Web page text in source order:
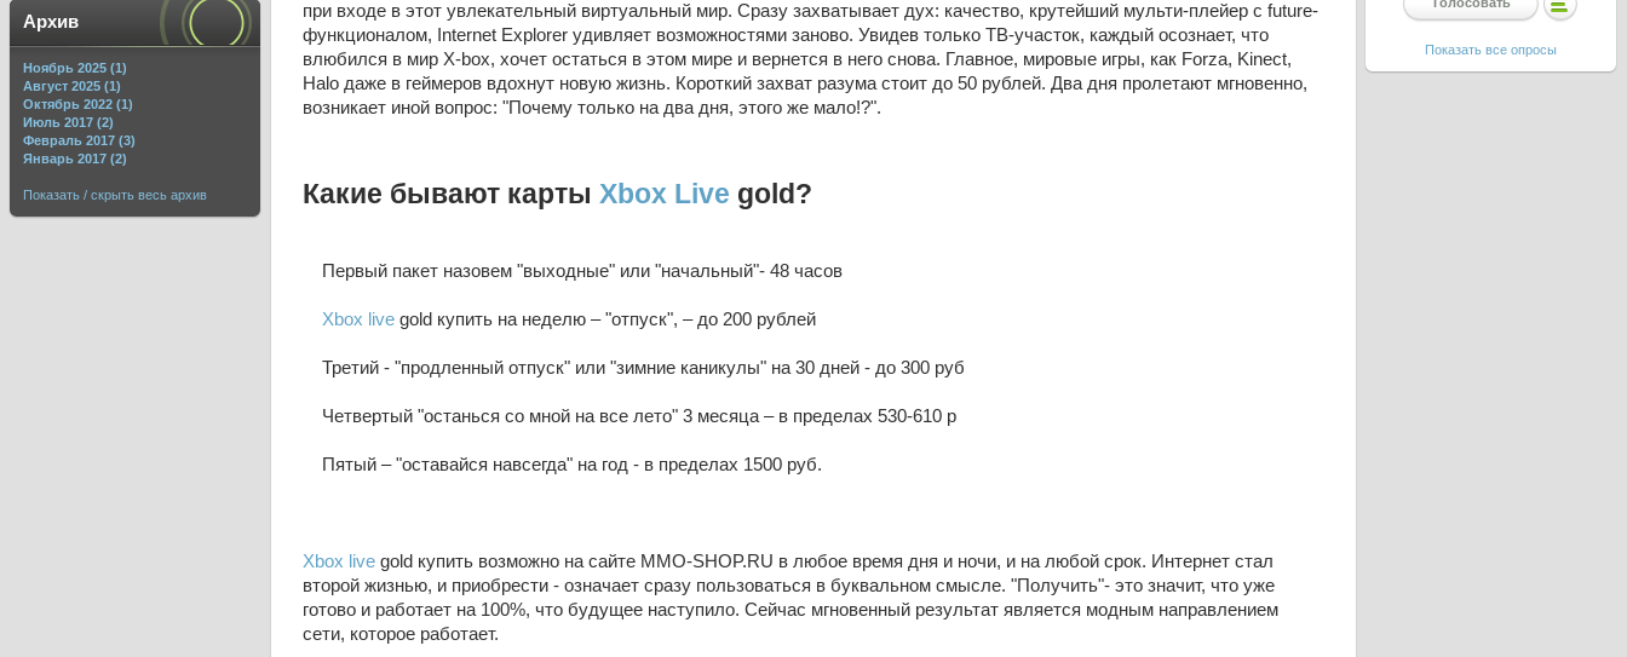
при входе в этот увлекательный виртуальный мир. Сразу захватывает дух: качество, крутейший мульти-плейер с future-
функционалом, Internet Explorer удивляет возможностями заново. Увидев только ТВ-участок, каждый осознает, что
влюбился в мир X-box, хочет остаться в этом мире и вернется в него снова. Главное, мировые игры, как Forza, Kinect,
Halo даже в геймеров вдохнут новую жизнь. Короткий захват разума стоит до 50 рублей. Два дня пролетают мгновенно,
возникает иной вопрос: "Почему только на два дня, этого же мало!?".
Какие бывают карты Xbox Live gold?
Первый пакет назовем "выходные" или "начальный"- 48 часов
Xbox live gold купить на неделю – "отпуск", – до 200 рублей
Третий - "продленный отпуск" или "зимние каникулы" на 30 дней - до 300 руб
Четвертый "останься со мной на все лето" 3 месяца – в пределах 530-610 р
Пятый – "оставайся навсегда" на год - в пределах 1500 руб.
Xbox live gold купить возможно на сайте MMO-SHOP.RU в любое время дня и ночи, и на любой срок. Интернет стал
второй жизнью, и приобрести - означает сразу пользоваться в буквальном смысле. "Получить"- это значит, что уже
готово и работает на 100%, что будущее наступило. Сейчас мгновенный результат является модным направлением
сети, которое работает.
Показать все опросы
Архив
Ноябрь 2025 (1)
Август 2025 (1)
Октябрь 2022 (1)
Июль 2017 (2)
Февраль 2017 (3)
Январь 2017 (2)
Показать / скрыть весь архив